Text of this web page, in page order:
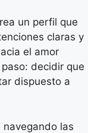
un perfil que
claras y
el amor
decidir que
dispuesto a
las